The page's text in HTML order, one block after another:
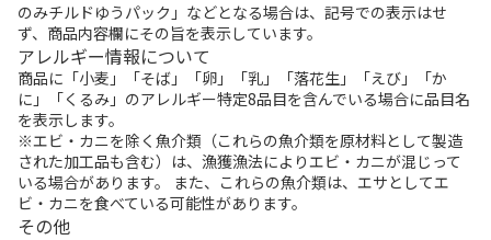
のみチルドゆうパック」などとなる場合は、記号での表示はせ
ず、商品内容欄にその旨を表示しています。
アレルギー情報について
商品に「小麦」「そば」「卵」「乳」「落花生」「えび」「か
に」「くるみ」のアレルギー特定8品目を含んでいる場合に品目名
を表示します。
※エビ・カニを除く魚介類（これらの魚介類を原材料として製造
された加工品も含む）は、漁獲漁法によりエビ・カニが混じって
いる場合があります。 また、これらの魚介類は、エサとしてエ
ビ・カニを食べている可能性があります。
その他